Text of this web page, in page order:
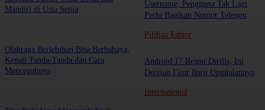
Mandiri di Usia Senja
Olahraga Berlebihan Bisa Berbahaya,
Kenali Tanda-Tanda dan Cara
Mencegahnya
Username, Pengguna Tak Lagi
Perlu Bagikan Nomor Telepon
Pilihan Editor
Android 17 Resmi Dirilis, Ini
Deretan Fitur Baru Unggulannya
Internasional